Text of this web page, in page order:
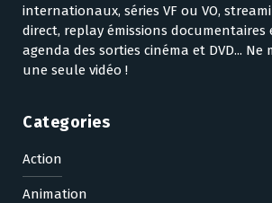
internationaux, séries VF ou VO,
direct, replay émissions documentaires
agenda des sorties cinéma et DVD... Ne
une seule vidéo !
Categories
Action
Animation